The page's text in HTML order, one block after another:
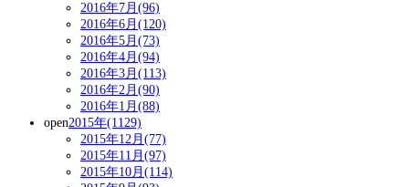
2016年7月(96)
2016年6月(120)
2016年5月(73)
2016年4月(94)
2016年3月(113)
2016年2月(90)
2016年1月(88)
open2015年(1129)
2015年12月(77)
2015年11月(97)
2015年10月(114)